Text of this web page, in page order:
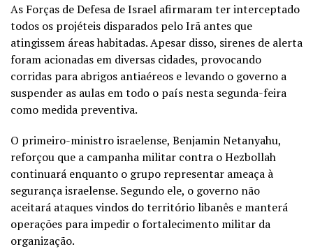
As Forças de Defesa de Israel afirmaram ter interceptado
todos os projéteis disparados pelo Irã antes que
atingissem áreas habitadas. Apesar disso, sirenes de alerta
foram acionadas em diversas cidades, provocando
corridas para abrigos antiaéreos e levando o governo a
suspender as aulas em todo o país nesta segunda-feira
como medida preventiva.
O primeiro-ministro israelense, Benjamin Netanyahu,
reforçou que a campanha militar contra o Hezbollah
continuará enquanto o grupo representar ameaça à
segurança israelense. Segundo ele, o governo não
aceitará ataques vindos do território libanês e manterá
operações para impedir o fortalecimento militar da
organização.